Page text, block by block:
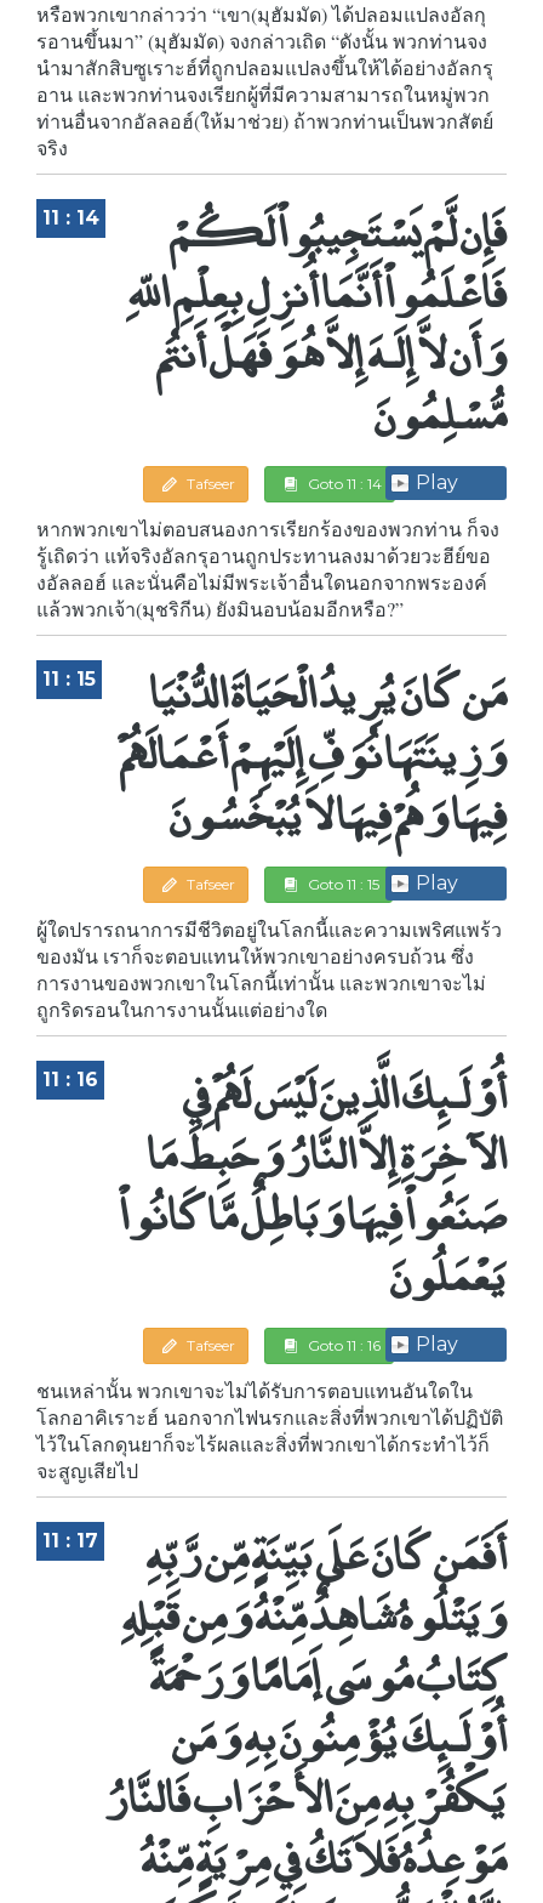
หรือพวกเขากล่าวว่า “เขา(มุฮัมมัด) ได้ปลอมแปลงอัลกุ
รอานขึ้นมา” (มุฮัมมัด) จงกล่าวเถิด “ดังนั้น พวกท่านจง
นำมาสักสิบซูเราะฮ์ที่ถูกปลอมแปลงขึ้นให้ได้อย่างอัลกรุ
อาน และพวกท่านจงเรียกผู้ที่มีความสามารถในหมู่พวก
ท่านอื่นจากอัลลอฮ์(ให้มาช่วย) ถ้าพวกท่านเป็นพวกสัตย์
จริง
11 : 14 فَإِن لَّمْ يَسْتَجِيبُواْ لَكُمْ
فَاعْلَمُواْ أَنَّمَا أُنزِلِ بِعِلْمِ اللّهِ
وَأَن لاَّ إِلَـهَ إِلاَّ هُوَ فَهَلْ أَنتُم
مُّسْلِمُونَ
Tafseer Goto 11 : 14 Play
หากพวกเขาไม่ตอบสนองการเรียกร้องของพวกท่าน ก็จง
รู้เถิดว่า แท้จริงอัลกรุอานถูกประทานลงมาด้วยวะฮีย์ขอ
งอัลลอฮ์ และนั่นคือไม่มีพระเจ้าอื่นใดนอกจากพระองค์
แล้วพวกเจ้า(มุชริกีน) ยังมินอบน้อมอีกหรือ?”
11 : 15 مَن كَانَ يُرِيدُ الْحَيَاةَ الدُّنْيَا
وَزِينَتَهَا نُوَفِّ إِلَيْهِمْ أَعْمَالَهُمْ
فِيهَا وَهُمْ فِيهَا لاَ يُبْخَسُونَ
Tafseer Goto 11 : 15 Play
ผู้ใดปรารถนาการมีชีวิตอยู่ในโลกนี้และความเพริศแพร้ว
ของมัน เราก็จะตอบแทนให้พวกเขาอย่างครบถ้วน ซึ่ง
การงานของพวกเขาในโลกนี้เท่านั้น และพวกเขาจะไม่
ถูกริดรอนในการงานนั้นแต่อย่างใด
11 : 16 أُوْلَـئِكَ الَّذِينَ لَيْسَ لَهُمْ فِي
الآخِرَةِ إِلاَّ النَّارُ وَحَبِطَ مَا
صَنَعُواْ فِيهَا وَبَاطِلٌ مَّا كَانُواْ
يَعْمَلُونَ
Tafseer Goto 11 : 16 Play
ชนเหล่านั้น พวกเขาจะไม่ได้รับการตอบแทนอันใดใน
โลกอาคิเราะฮ์ นอกจากไฟนรกและสิ่งที่พวกเขาได้ปฏิบัติ
ไว้ในโลกดุนยาก็จะไร้ผลและสิ่งที่พวกเขาได้กระทำไว้ก็
จะสูญเสียไป
11 : 17 أَفَمَن كَانَ عَلَى بَيِّنَةٍ مِّن رَّبِّهِ
وَيَتْلُوهُ شَاهِدٌ مِّنْهُ وَمِن قَبْلِهِ
كِتَابُ مُوسَى إَمَامًا وَرَحْمَةً
أُوْلَـئِكَ يُؤْمِنُونَ بِهِ وَمَن
يَكْفُرْ بِهِ مِنَ الأَحْزَابِ فَالنَّارُ
مَوْعِدُهُ فَلاَ تَكُ فِي مِرْيَةٍ مِّنْهُ